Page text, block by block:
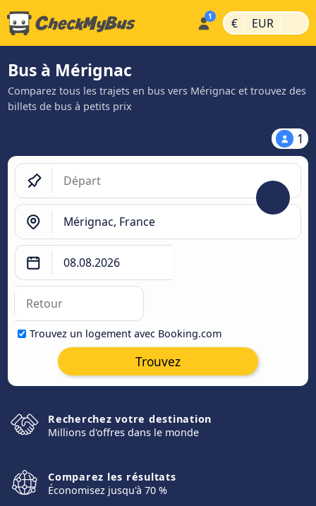
€ | EUR |
Bus à Mérignac
Comparez tous les trajets en bus vers Mérignac et trouvez des
billets de bus à petits prix
1
Trouvez un logement avec Booking.com
Trouvez
Recherchez votre destination
Millions d'offres dans le monde
Comparez les résultats
Économisez jusqu'à 70 %